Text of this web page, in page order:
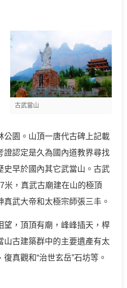
古武當山
公園。山頂一唐代古碑上記載
證認定是久為國內道教界尋找
史早於國內其它武當山。古武
米，真武古廟建在山的極頂
武大帝和太極宗師張三丰。
望，頂頂有廟，峰峰插天，桿
山古建築群中的主要遺產有太
真觀和“治世玄岳”石坊等。